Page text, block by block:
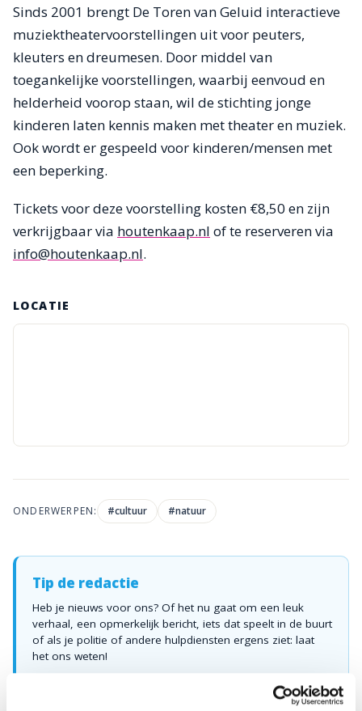
Sinds 2001 brengt De Toren van Geluid interactieve
muziektheatervoorstellingen uit voor peuters,
kleuters en dreumesen. Door middel van
toegankelijke voorstellingen, waarbij eenvoud en
helderheid voorop staan, wil de stichting jonge
kinderen laten kennis maken met theater en muziek.
Ook wordt er gespeeld voor kinderen/mensen met
een beperking.
Tickets voor deze voorstelling kosten €8,50 en zijn
verkrijgbaar via houtenkaap.nl of te reserveren via
info@houtenkaap.nl.
LOCATIE
ONDERWERPEN: #cultuur #natuur
Tip de redactie
Heb je nieuws voor ons? Of het nu gaat om een leuk
verhaal, een opmerkelijk bericht, iets dat speelt in de buurt
of als je politie of andere hulpdiensten ergens ziet: laat
het ons weten!